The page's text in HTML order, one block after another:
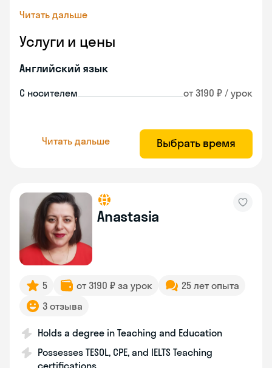
Читать дальше
Услуги и цены
Английский язык
С носителем от 3190 ₽ / урок
Читать дальше Выбрать время
Anastasia
5 от 3190 ₽ за урок
25 лет опыта
3 отзыва
Holds a degree in Teaching and Education
Possesses TESOL, CPE, and IELTS Teaching
certifications